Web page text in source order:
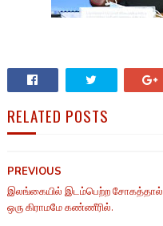
RELATED POSTS
PREVIOUS
இலங்கையில் இடம்பெற்ற சோகத்தால்
ஒரு கிராமமே கண்ணீரில்.